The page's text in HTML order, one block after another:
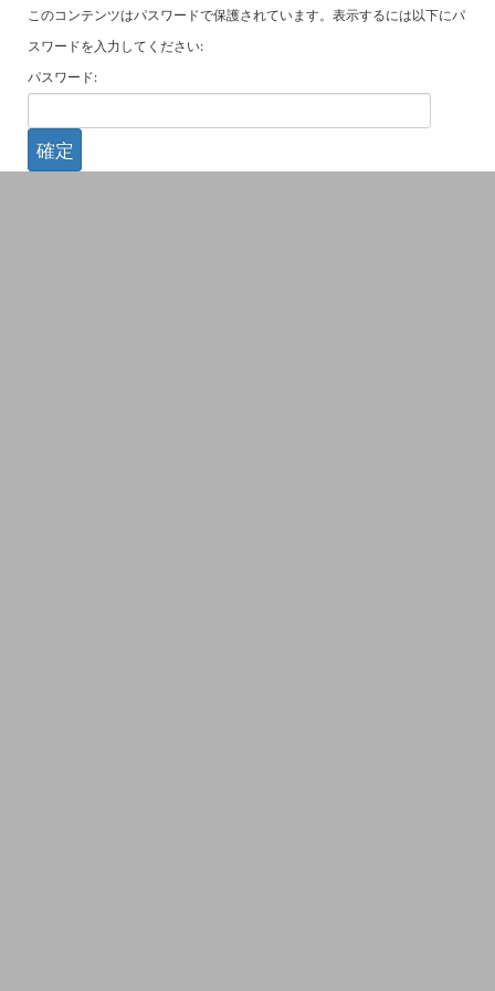
このコンテンツはパスワードで保護されています。表示するには以下にパ
スワードを入力してください:
パスワード: